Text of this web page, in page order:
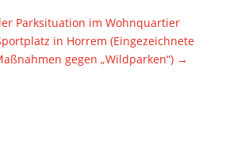
Parksituation im Wohnquartier
in Horrem (Eingezeichnete
gegen „Wildparken“)→